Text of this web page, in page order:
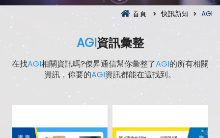
首頁 快訊新知 AGI
AGI資訊彙整
在找AGI相關資訊嗎?傑昇通信幫你彙整了AGI的所有相關
資訊，你要的AGI資訊都能在這找到。